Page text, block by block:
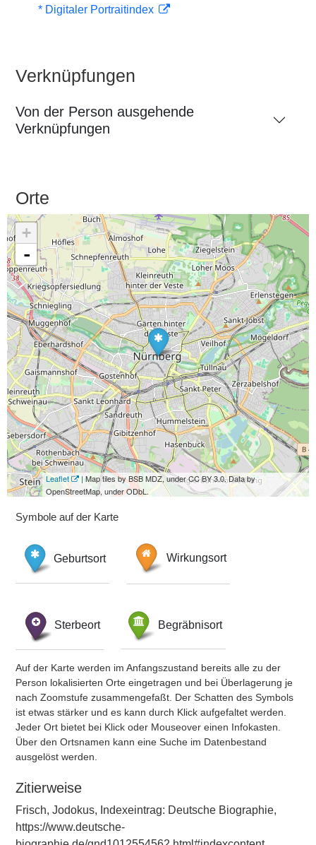
* Digitaler Portraitindex
Verknüpfungen
Von der Person ausgehende
Verknüpfungen
Orte
+
-
Leaflet
| Map tiles by BSB MDZ, under CC BY 3.0. Data by
OpenStreetMap, under ODbL.
Symbole auf der Karte
Geburtsort Wirkungsort
Sterbeort Begräbnisort
Auf der Karte werden im Anfangszustand bereits alle zu der
Person lokalisierten Orte eingetragen und bei Überlagerung je
nach Zoomstufe zusammengefaßt. Der Schatten des Symbols
ist etwas stärker und es kann durch Klick aufgefaltet werden.
Jeder Ort bietet bei Klick oder Mouseover einen Infokasten.
Über den Ortsnamen kann eine Suche im Datenbestand
ausgelöst werden.
Zitierweise
Frisch, Jodokus, Indexeintrag: Deutsche Biographie,
https://www.deutsche-